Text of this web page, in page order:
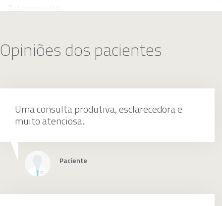
Teleconsulta
350 BRL
Opiniões dos pacientes
Uma consulta produtiva, esclarecedora e
muito atenciosa.
Paciente